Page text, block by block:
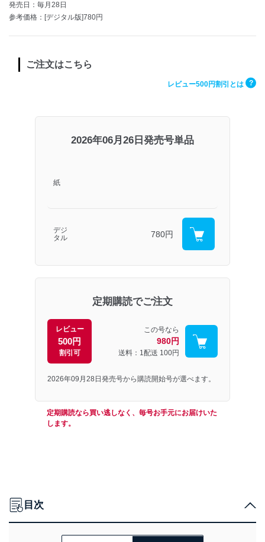
発売日：毎月28日
参考価格：[デジタル版]780円
ご注文はこちら
レビュー500円割引とは ?
2026年06月26日発売号単品
紙
デジ
タル
780円
定期購読でご注文
レビュー
500円
割引可
この号なら
980円
送料：1配送 100円
2026年09月28日発売号から購読開始号が選べます。
定期購読なら買い逃しなく、毎号お手元にお届けいた
します。
目次